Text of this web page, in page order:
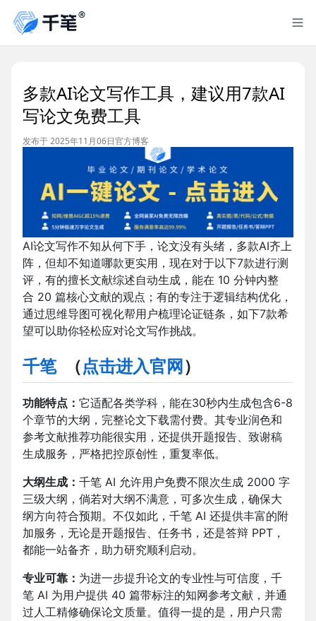
多款AI论文写作工具，建议用7款AI
写论文免费工具
发布于 2025年11月06日官方博客
AI论文写作不知从何下手，论文没有头绪，多款AI齐上
阵，但却不知道哪款更实用，现在对于以下7款进行测
评，有的擅长文献综述自动生成，能在 10 分钟内整
合 20 篇核心文献的观点；有的专注于逻辑结构优化，
通过思维导图可视化帮用户梳理论证链条，如下7款希
望可以助你轻松应对论文写作挑战。
千笔（点击进入官网 ）
功能特点： 它适配各类学科，能在30秒内生成包含6-8
个章节的大纲，完整论文下载需付费。其专业润色和
参考文献推荐功能很实用，还提供开题报告、致谢稿
生成服务，严格把控原创性，重复率低。​
大纲生成： 千笔 AI 允许用户免费不限次生成 2000 字
三级大纲，倘若对大纲不满意，可多次生成，确保大
纲方向符合预期。不仅如此，千笔 AI 还提供丰富的附
加服务，无论是开题报告、任务书，还是答辩 PPT，
都能一站备齐，助力研究顺利启动。​
专业可靠： 为进一步提升论文的专业性与可信度，千
笔 AI 为用户提供 40 篇带标注的知网参考文献，并通
过人工精修确保论文质量。值得一提的是，用户只需